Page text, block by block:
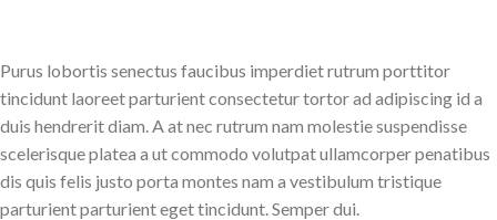
Purus lobortis senectus faucibus imperdiet rutrum porttitor
tincidunt laoreet parturient consectetur tortor ad adipiscing id a
duis hendrerit diam. A at nec rutrum nam molestie suspendisse
scelerisque platea a ut commodo volutpat ullamcorper penatibus
dis quis felis justo porta montes nam a vestibulum tristique
parturient parturient eget tincidunt. Semper dui.